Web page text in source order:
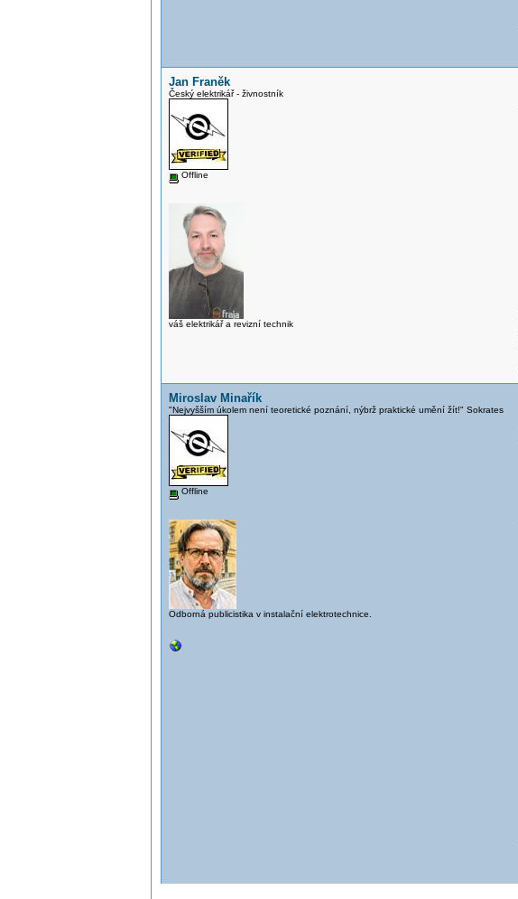
Jan Franěk
Český elektrikář - živnostník
Offline
váš elektrikář a revizní technik
Miroslav Minařík
"Nejvyšším úkolem není teoretické poznání, nýbrž praktické umění žít!" Sokrates
Offline
Odborná publicistika v instalační elektrotechnice.